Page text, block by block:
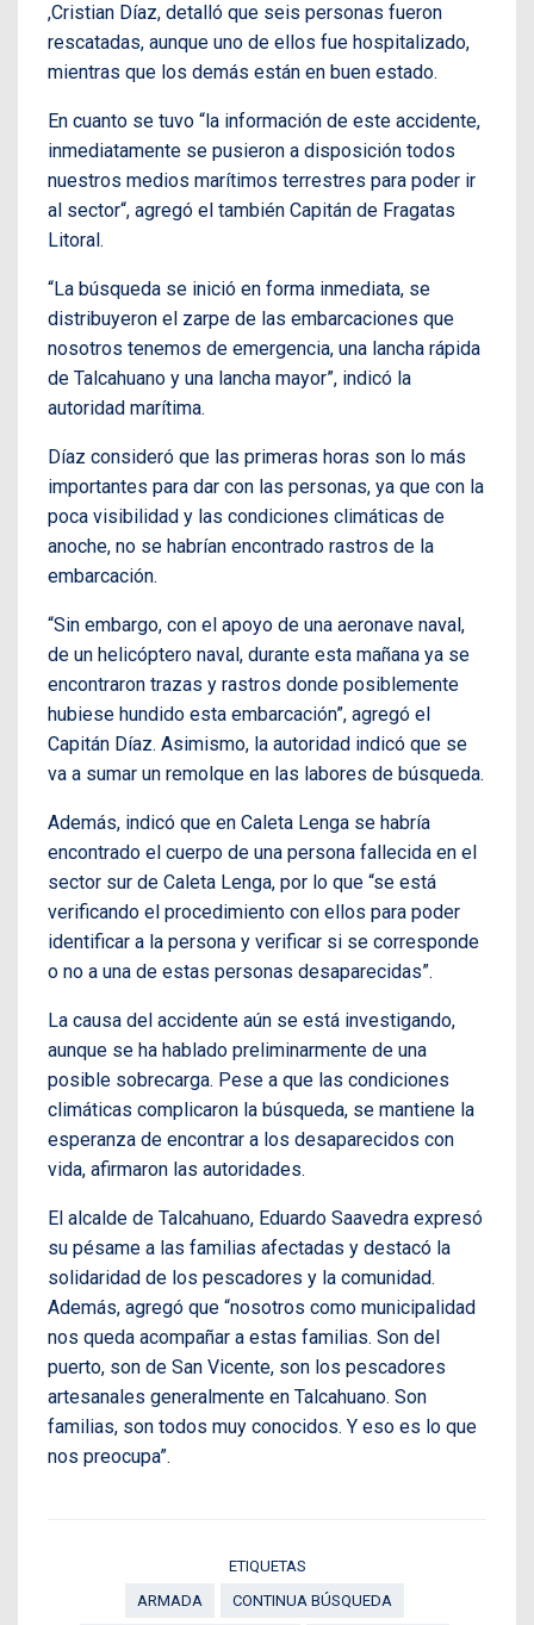
,Cristian Díaz, detalló que seis personas fueron
rescatadas, aunque uno de ellos fue hospitalizado,
mientras que los demás están en buen estado.
En cuanto se tuvo “la información de este accidente,
inmediatamente se pusieron a disposición todos
nuestros medios marítimos terrestres para poder ir
al sector“, agregó el también Capitán de Fragatas
Litoral.
“La búsqueda se inició en forma inmediata, se
distribuyeron el zarpe de las embarcaciones que
nosotros tenemos de emergencia, una lancha rápida
de Talcahuano y una lancha mayor”, indicó la
autoridad marítima.
Díaz consideró que las primeras horas son lo más
importantes para dar con las personas, ya que con la
poca visibilidad y las condiciones climáticas de
anoche, no se habrían encontrado rastros de la
embarcación.
“Sin embargo, con el apoyo de una aeronave naval,
de un helicóptero naval, durante esta mañana ya se
encontraron trazas y rastros donde posiblemente
hubiese hundido esta embarcación”, agregó el
Capitán Díaz. Asimismo, la autoridad indicó que se
va a sumar un remolque en las labores de búsqueda.
Además, indicó que en Caleta Lenga se habría
encontrado el cuerpo de una persona fallecida en el
sector sur de Caleta Lenga, por lo que “se está
verificando el procedimiento con ellos para poder
identificar a la persona y verificar si se corresponde
o no a una de estas personas desaparecidas”.
La causa del accidente aún se está investigando,
aunque se ha hablado preliminarmente de una
posible sobrecarga. Pese a que las condiciones
climáticas complicaron la búsqueda, se mantiene la
esperanza de encontrar a los desaparecidos con
vida, afirmaron las autoridades.
El alcalde de Talcahuano, Eduardo Saavedra expresó
su pésame a las familias afectadas y destacó la
solidaridad de los pescadores y la comunidad.
Además, agregó que “nosotros como municipalidad
nos queda acompañar a estas familias. Son del
puerto, son de San Vicente, son los pescadores
artesanales generalmente en Talcahuano. Son
familias, son todos muy conocidos. Y eso es lo que
nos preocupa”.
ETIQUETAS
ARMADA
CONTINUA BÚSQUEDA